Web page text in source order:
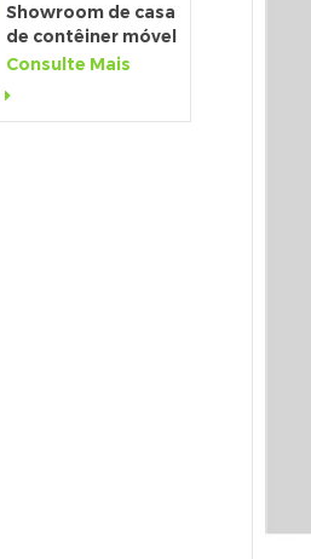
Showroom de casa
de contêiner móvel
pré-fabricado de
Consulte Mais